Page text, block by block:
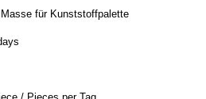
Masse für Kunststoffpalette